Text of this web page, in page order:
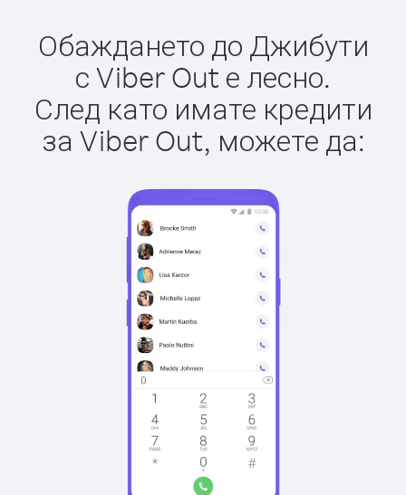
Обаждането до Джибути
с Viber Out е лесно.
След като имате кредити
за Viber Out, можете да: